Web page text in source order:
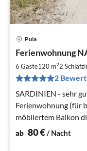
Pula
Ferienwohnung
6 Gäste120 m22
2
SARDINIEN - sehr
Ferienwohnung (für
möbliertem Balkon
Internet.
ab 80€/ Nacht